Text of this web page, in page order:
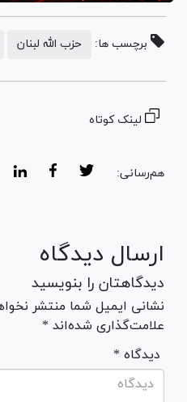
برچسب ها: حزب الله لبنان
لینک کوتاه
هم‌رسانی:
ارسال دیدگاه
دیدگاهتان را بنویسید
نشانی ایمیل شما منتشر
علامت‌گذاری شده‌اند *
* دیدگاه